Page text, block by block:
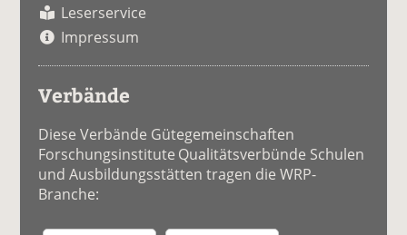
Leserservice
Impressum
Verbände
Diese Verbände Gütegemeinschaften
Forschungsinstitute Qualitätsverbünde Schulen
und Ausbildungsstätten tragen die WRP-
Branche: